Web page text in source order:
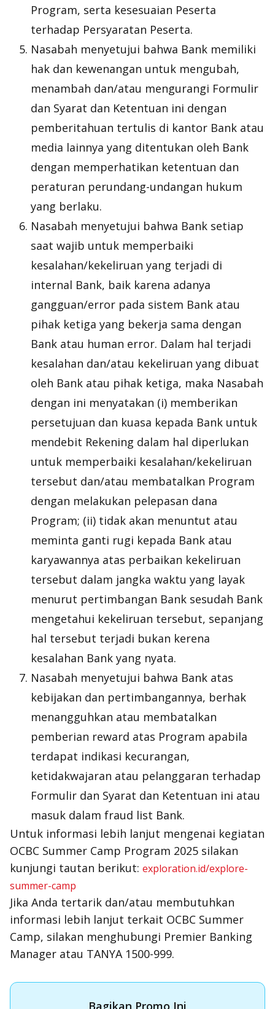
Program, serta kesesuaian Peserta
terhadap Persyaratan Peserta.
Nasabah menyetujui bahwa Bank memiliki
hak dan kewenangan untuk mengubah,
menambah dan/atau mengurangi Formulir
dan Syarat dan Ketentuan ini dengan
pemberitahuan tertulis di kantor Bank atau
media lainnya yang ditentukan oleh Bank
dengan memperhatikan ketentuan dan
peraturan perundang-undangan hukum
yang berlaku.
Nasabah menyetujui bahwa Bank setiap
saat wajib untuk memperbaiki
kesalahan/kekeliruan yang terjadi di
internal Bank, baik karena adanya
gangguan/error pada sistem Bank atau
pihak ketiga yang bekerja sama dengan
Bank atau human error. Dalam hal terjadi
kesalahan dan/atau kekeliruan yang dibuat
oleh Bank atau pihak ketiga, maka Nasabah
dengan ini menyatakan (i) memberikan
persetujuan dan kuasa kepada Bank untuk
mendebit Rekening dalam hal diperlukan
untuk memperbaiki kesalahan/kekeliruan
tersebut dan/atau membatalkan Program
dengan melakukan pelepasan dana
Program; (ii) tidak akan menuntut atau
meminta ganti rugi kepada Bank atau
karyawannya atas perbaikan kekeliruan
tersebut dalam jangka waktu yang layak
menurut pertimbangan Bank sesudah Bank
mengetahui kekeliruan tersebut, sepanjang
hal tersebut terjadi bukan kerena
kesalahan Bank yang nyata.
Nasabah menyetujui bahwa Bank atas
kebijakan dan pertimbangannya, berhak
menangguhkan atau membatalkan
pemberian reward atas Program apabila
terdapat indikasi kecurangan,
ketidakwajaran atau pelanggaran terhadap
Formulir dan Syarat dan Ketentuan ini atau
masuk dalam fraud list Bank.
Untuk informasi lebih lanjut mengenai kegiatan
OCBC Summer Camp Program 2025 silakan
kunjungi tautan berikut: exploration.id/explore-
summer-camp
Jika Anda tertarik dan/atau membutuhkan
informasi lebih lanjut terkait OCBC Summer
Camp, silakan menghubungi Premier Banking
Manager atau TANYA 1500-999.
Bagikan Promo Ini